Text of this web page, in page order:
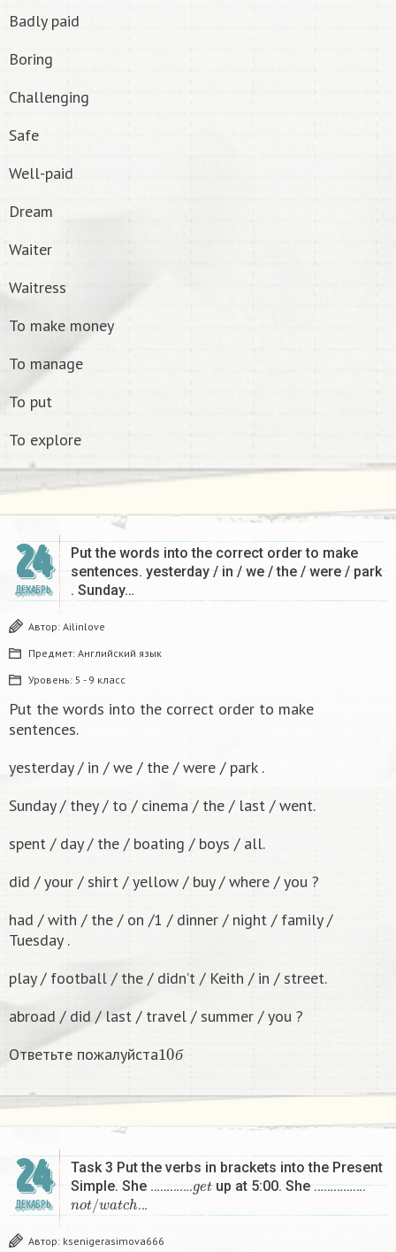
Badly paid
Boring
Challenging
Safe
Well-paid
Dream
Waiter
Waitress
To make money
To manage
To put
To explore
24
ДЕКАБРЬ
Put the words into the correct order to make
sentences. yesterday / in / we / the / were / park
. Sunday…
Автор: Ailinlove
Предмет: Английский язык
Уровень: 5 - 9 класс
Put the words into the correct order to make
sentences.
yesterday / in / we / the / were / park .
Sunday / they / to / cinema / the / last / went.
spent / day / the / boating / boys / all.
did / your / shirt / yellow / buy / where / you ?
had / with / the / on /1 / dinner / night / family /
Tuesday .
play / football / the / didn’t / Keith / in / street.
abroad / did / last / travel / summer / you ?
Ответьте пожалуйста
б
10 б
24
ДЕКАБРЬ
Task 3 Put the verbs in brackets into the Present
Simple. She ………….
tup at 5:00. She …………….
t /w t h …
Автор: ksenigerasimova666